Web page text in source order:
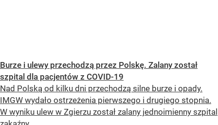
Burze i ulewy przechodzą przez Polskę. Zalany został
szpital dla pacjentów z COVID-19
Nad Polską od kilku dni przechodzą silne burze i opady.
IMGW wydało ostrzeżenia pierwszego i drugiego stopnia.
W wyniku ulew w Zgierzu został zalany jednoimienny szpital